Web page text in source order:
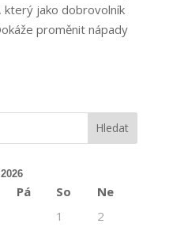
který jako dobrovolník
proměnit nápady
Pá So
Ne
1
2